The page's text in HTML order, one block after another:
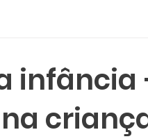
infância